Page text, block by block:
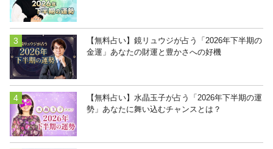
【無料占い】鏡リュウジが占う「2026年下半期の
金運」あなたの財運と豊かさへの好機
【無料占い】水晶玉子が占う「2026年下半期の運
勢」あなたに舞い込むチャンスとは？